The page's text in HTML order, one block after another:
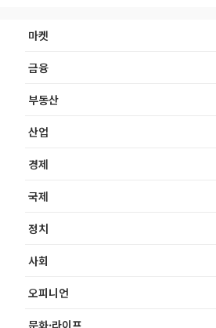
마켓
금융
부동산
산업
경제
국제
정치
사회
오피니언
문화·라이프